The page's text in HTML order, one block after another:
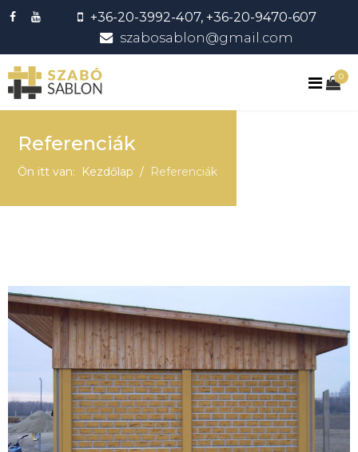
+36-20-3992-407, +36-20-9470-607
szabosablon@gmail.com
0
Referenciák
Ön itt van: Kezdőlap Referenciák